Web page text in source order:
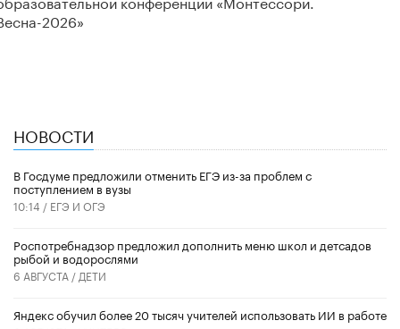
2026»
НОВОСТИ
В Госдуме предложили отменить ЕГЭ из-за проблем с
поступлением в вузы
10:14 / ЕГЭ И ОГЭ
Роспотребнадзор предложил дополнить меню школ и детсадов
рыбой и водорослями
6 АВГУСТА / ДЕТИ
​Яндекс обучил более 20 тысяч учителей использовать ИИ в работе